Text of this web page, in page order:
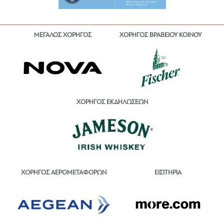
ΜΕΓΑΛΟΣ ΧΟΡΗΓΟΣ ΧΟΡΗΓΟΣ ΒΡΑΒΕΙΟΥ ΚΟΙΝΟΥ
ΧΟΡΗΓΟΣ ΕΚΔΗΛΩΣΕΩΝ
ΧΟΡΗΓΟΣ ΑΕΡΟΜΕΤΑΦΟΡΩΝ ΕΙΣΙΤΗΡΙΑ